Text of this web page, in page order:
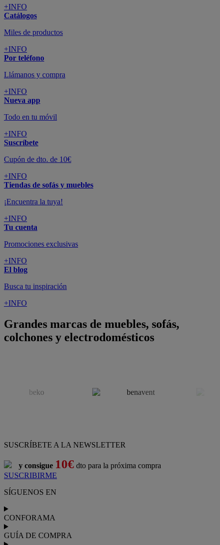
+INFO
Catálogos
Miles de productos
+INFO
Por teléfono
Llámanos y compra
+INFO
Nueva app
Todo en tu móvil
+INFO
Suscríbete
Cupón de dto. de 10€
+INFO
Tiendas de sofás y muebles
¡Encuentra la tuya!
+INFO
Tu cuenta
Promociones exclusivas
+INFO
El blog
Busca tu inspiración
+INFO
Grandes marcas de muebles, sofás,
colchones y electrodomésticos
SUSCRÍBETE A LA NEWSLETTER
y consigue 10€ dto para la próxima compra
SUSCRIBIRME
SÍGUENOS EN
CONFORAMA
GUÍA DE COMPRA